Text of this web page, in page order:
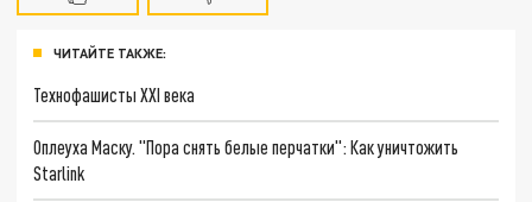
ЧИТАЙТЕ ТАКЖЕ:
Технофашисты XXI века
Оплеуха Маску. "Пора снять белые перчатки": Как уничтожить
Starlink